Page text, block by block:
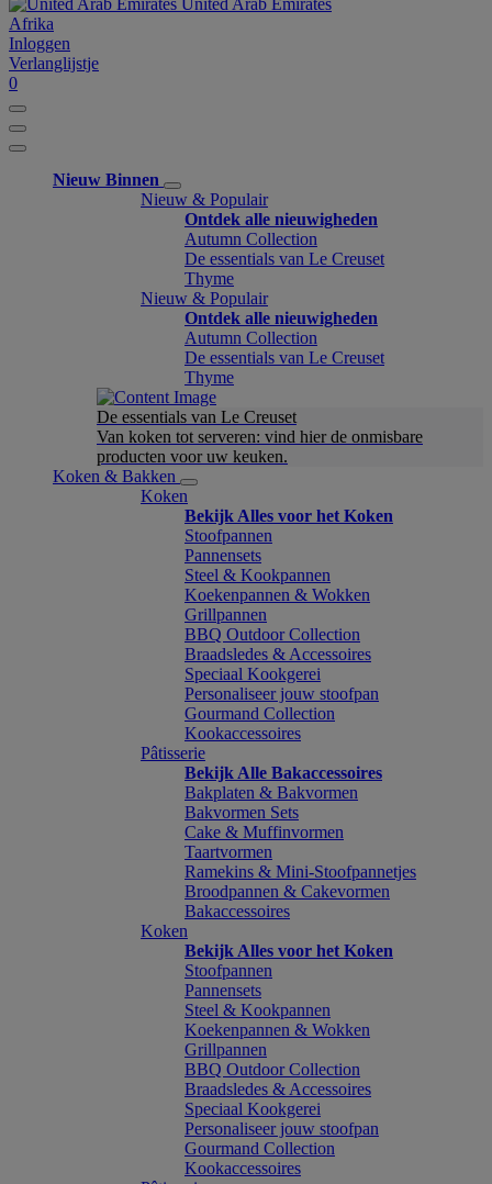
United Arab Emirates
Afrika
Inloggen
Verlanglijstje
0
Nieuw Binnen
Nieuw & Populair
Ontdek alle nieuwigheden
Autumn Collection
De essentials van Le Creuset
Thyme
Nieuw & Populair
Ontdek alle nieuwigheden
Autumn Collection
De essentials van Le Creuset
Thyme
De essentials van Le Creuset
Van koken tot serveren: vind hier de onmisbare
producten voor uw keuken.
Koken & Bakken
Koken
Bekijk Alles voor het Koken
Stoofpannen
Pannensets
Steel & Kookpannen
Koekenpannen & Wokken
Grillpannen
BBQ Outdoor Collection
Braadsledes & Accessoires
Speciaal Kookgerei
Personaliseer jouw stoofpan
Gourmand Collection
Kookaccessoires
Pâtisserie
Bekijk Alle Bakaccessoires
Bakplaten & Bakvormen
Bakvormen Sets
Cake & Muffinvormen
Taartvormen
Ramekins & Mini-Stoofpannetjes
Broodpannen & Cakevormen
Bakaccessoires
Koken
Bekijk Alles voor het Koken
Stoofpannen
Pannensets
Steel & Kookpannen
Koekenpannen & Wokken
Grillpannen
BBQ Outdoor Collection
Braadsledes & Accessoires
Speciaal Kookgerei
Personaliseer jouw stoofpan
Gourmand Collection
Kookaccessoires